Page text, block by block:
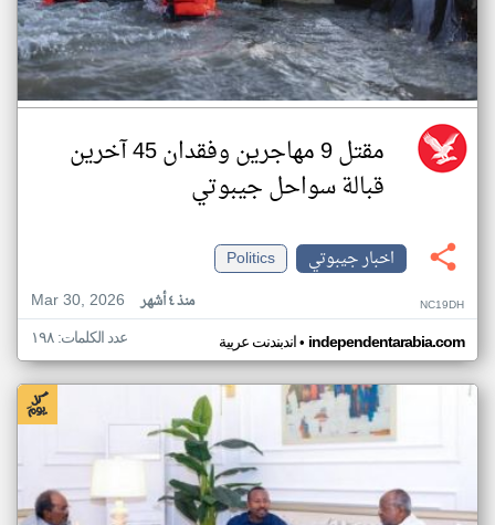
مقتل 9 مهاجرين وفقدان 45 آخرين
قبالة سواحل جيبوتي
اخبار جيبوتي
Politics
Mar 30, 2026
منذ ٤ أشهر NC19DH
اندبندنت عربية• independentarabia.com عدد الكلمات: ١٩٨